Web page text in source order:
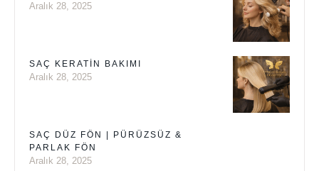
Aralık 28, 2025
SAÇ KERATIN BAKIMI
Aralık 28, 2025
SAÇ DÜZ FÖN | PÜRÜZSÜZ &
PARLAK FÖN
Aralık 28, 2025